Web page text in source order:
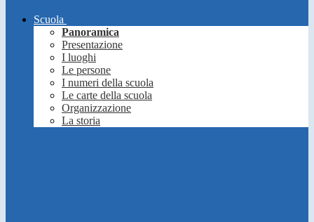
Scuola
Panoramica
Presentazione
I luoghi
Le persone
I numeri della scuola
Le carte della scuola
Organizzazione
La storia